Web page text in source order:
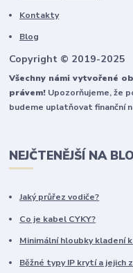
Kontakty
Blog
Copyright © 2019-2025
Všechny námi vytvořené
právem! Upozorňujeme, že
budeme uplatňovat finanční
NEJČTENĚJŠÍ NA
Jaký průřez vodiče?
Co je kabel CYKY?
Minimální hloubky kladení
Běžné typy IP krytí a jejich